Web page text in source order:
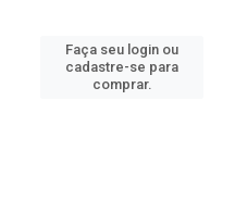
Faça seu login ou
cadastre-se para
comprar.